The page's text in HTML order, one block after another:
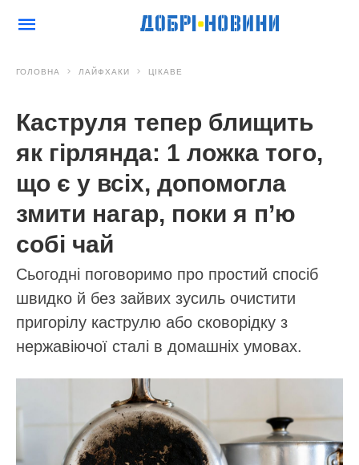
ГОЛОВНА ЛАЙФХАКИ ЦІКАВЕ
Каструля тепер блищить
як гірлянда: 1 ложка того,
що є у всіх, допомогла
змити нагар, поки я п’ю
собі чай
Сьогодні поговоримо про простий спосіб
швидко й без зайвих зусиль очистити
пригорілу каструлю або сковорідку з
нержавіючої сталі в домашніх умовах.